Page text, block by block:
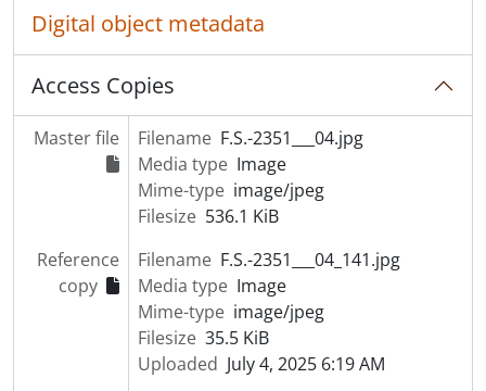
[Item] Convívio na Uniagri
[Item] Convívio na Uniagri
[Item] Convívio na Uniagri
[Item] Convívio na Uniagri
[Item] Convívio na Uniagri
[Item] Convívio na Uniagri
[Item] Convívio na Uniagri
[Item] Convívio na Uniagri
[Item] Convívio na Uniagri
[Item] Retrato de grupo de funcionários e patrões da empresa Martins & Rebello
[Item] Quadro elétrico
[Item] Uniagri
[Item] Equipamento industrial
[Item] Equipamento industrial
Digital object metadata
Access Copies
Master file Filename F.S.-2351___04.jpg
Media type Image
Mime-type image/jpeg
Filesize 536.1 KiB
Reference
copy
Filename F.S.-2351___04_141.jpg
Media type Image
Mime-type image/jpeg
Filesize 35.5 KiB
Uploaded July 4, 2025 6:19 AM